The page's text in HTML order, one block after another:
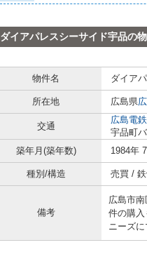
ダイアパレスシーサイド宇品の
物件名 ダイア
所在地 広島県
交通
広島電
宇品町
築年月(築年数)
1984年
種別/構造 売買 /
備考
広島市
件の購
ニーズ